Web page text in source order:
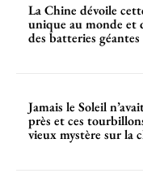
La Chine dévoile
unique au monde et
des batteries géantes
Jamais le Soleil
près et ces
vieux mystère sur la